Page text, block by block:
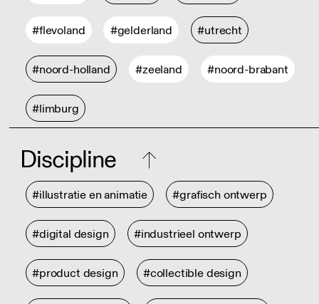
#flevoland #gelderland #utrecht
#noord-holland #zeeland #noord-brabant
#limburg
Discipline
#illustratie en animatie #grafisch ontwerp
#digital design #industrieel ontwerp
#product design #collectible design